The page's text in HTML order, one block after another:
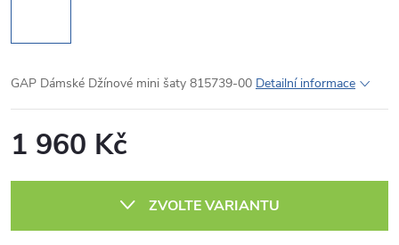
GAP Dámské Džínové mini šaty 815739-00 Detailní informace
1 960 Kč
ZVOLTE VARIANTU